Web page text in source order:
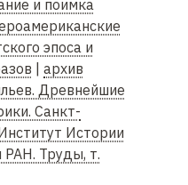
и поимка
эпоса и
архив
Древнейшие
Санкт-
Истории
РАН. Труды, т.